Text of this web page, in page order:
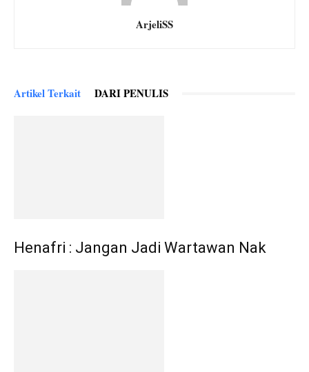
ArjeliSS
Artikel Terkait DARI PENULIS
Henafri : Jangan Jadi Wartawan Nak